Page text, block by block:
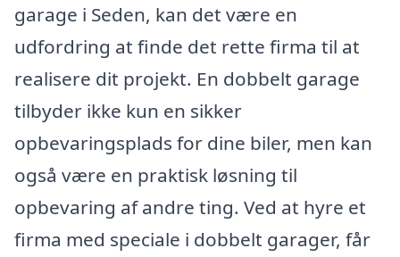
garage i Seden, kan det være en
udfordring at finde det rette firma til at
realisere dit projekt. En dobbelt garage
tilbyder ikke kun en sikker
opbevaringsplads for dine biler, men kan
også være en praktisk løsning til
opbevaring af andre ting. Ved at hyre et
firma med speciale i dobbelt garager, får